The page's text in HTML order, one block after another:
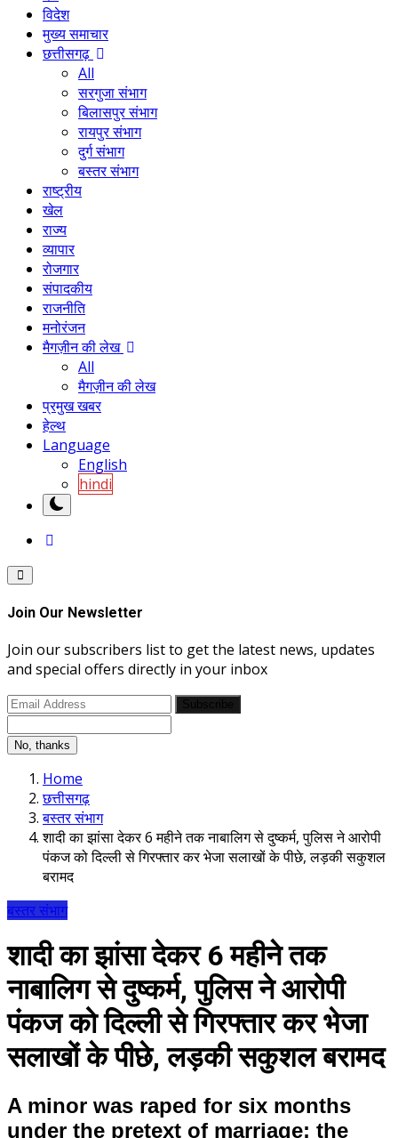
विदेश
मुख्य समाचार
छत्तीसगढ़
All
सरगुजा संभाग
बिलासपुर संभाग
रायपुर संभाग
दुर्ग संभाग
बस्तर संभाग
राष्ट्रीय
खेल
राज्य
व्यापार
रोजगार
संपादकीय
राजनीति
मनोरंजन
मैगज़ीन की लेख
All
मैगज़ीन की लेख
प्रमुख खबर
हेल्थ
Language
English
hindi
Join Our Newsletter
Join our subscribers list to get the latest news, updates
and special offers directly in your inbox
No, thanks
Home
छत्तीसगढ़
बस्तर संभाग
शादी का झांसा देकर 6 महीने तक नाबालिग से दुष्कर्म, पुलिस ने आरोपी
पंकज को दिल्ली से गिरफ्तार कर भेजा सलाखों के पीछे, लड़की सकुशल
बरामद
बस्तर संभाग
शादी का झांसा देकर 6 महीने तक
नाबालिग से दुष्कर्म, पुलिस ने आरोपी
पंकज को दिल्ली से गिरफ्तार कर भेजा
सलाखों के पीछे, लड़की सकुशल बरामद
A minor was raped for six months
under the pretext of marriage; the